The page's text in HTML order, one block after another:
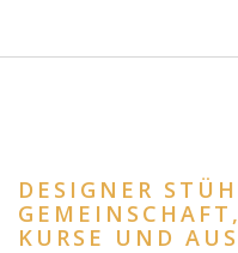
DESIGNER
KURSE UND